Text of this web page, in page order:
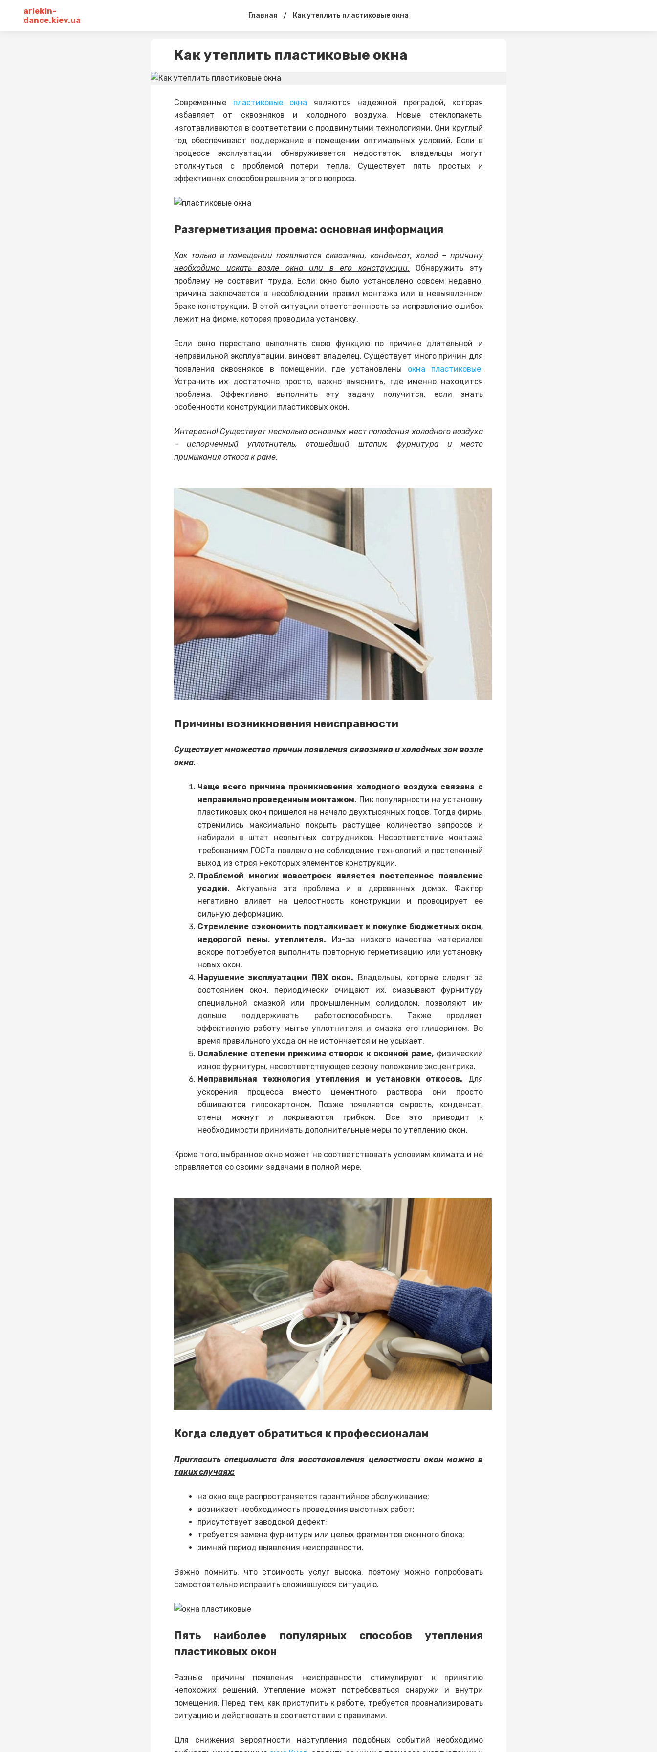
arlekin-
dance.kiev.ua
Главная / Как утеплить пластиковые окна
Как утеплить пластиковые окна
Современные пластиковые окна являются надежной преградой, которая
избавляет от сквозняков и холодного воздуха. Новые стеклопакеты
изготавливаются в соответствии с продвинутыми технологиями. Они круглый
год обеспечивают поддержание в помещении оптимальных условий. Если в
процессе эксплуатации обнаруживается недостаток, владельцы могут
столкнуться c проблемой потери тепла. Существует пять простых и
эффективных способов решения этого вопроса.
Разгерметизация проема: основная информация
Как только в помещении появляются сквозняки, конденсат, холод – причину
необходимо искать возле окна или в его конструкции. Обнаружить эту
проблему не составит труда. Если окно было установлено совсем недавно,
причина заключается в несоблюдении правил монтажа или в невыявленном
браке конструкции. В этой ситуации ответственность за исправление ошибок
лежит на фирме, которая проводила установку.
Если окно перестало выполнять свою функцию по причине длительной и
неправильной эксплуатации, виноват владелец. Существует много причин для
появления сквозняков в помещении, где установлены окна пластиковые.
Устранить их достаточно просто, важно выяснить, где именно находится
проблема. Эффективно выполнить эту задачу получится, если знать
особенности конструкции пластиковых окон.
Интересно! Существует несколько основных мест попадания холодного воздуха
– испорченный уплотнитель, отошедший штапик, фурнитура и место
примыкания откоса к раме.
Причины возникновения неисправности
Существует множество причин появления сквозняка и холодных зон возле
окна.
Чаще всего причина проникновения холодного воздуха связана с
неправильно проведенным монтажом. Пик популярности на установку
пластиковых окон пришелся на начало двухтысячных годов. Тогда фирмы
стремились максимально покрыть растущее количество запросов и
набирали в штат неопытных сотрудников. Несоответствие монтажа
требованиям ГОСТа повлекло не соблюдение технологий и постепенный
выход из строя некоторых элементов конструкции.
Проблемой многих новостроек является постепенное появление
усадки. Актуальна эта проблема и в деревянных домах. Фактор
негативно влияет на целостность конструкции и провоцирует ее
сильную деформацию.
Стремление сэкономить подталкивает к покупке бюджетных окон,
недорогой пены, утеплителя. Из-за низкого качества материалов
вскоре потребуется выполнить повторную герметизацию или установку
новых окон.
Нарушение эксплуатации ПВХ окон. Владельцы, которые следят за
состоянием окон, периодически очищают их, смазывают фурнитуру
специальной смазкой или промышленным солидолом, позволяют им
дольше поддерживать работоспособность. Также продляет
эффективную работу мытье уплотнителя и смазка его глицерином. Во
время правильного ухода он не истончается и не усыхает.
Ослабление степени прижима створок к оконной раме,физический
износ фурнитуры, несоответствующее сезону положение эксцентрика.
Неправильная технология утепления и установки откосов. Для
ускорения процесса вместо цементного раствора они просто
обшиваются гипсокартоном. Позже появляется сырость, конденсат,
стены мокнут и покрываются грибком. Все это приводит к
необходимости принимать дополнительные меры по утеплению окон.
Кроме того, выбранное окно может не соответствовать условиям климата и не
справляется со своими задачами в полной мере.
Когда следует обратиться к профессионалам
Пригласить специалиста для восстановления целостности окон можно в
таких случаях:
на окно еще распространяется гарантийное обслуживание;
возникает необходимость проведения высотных работ;
присутствует заводской дефект;
требуется замена фурнитуры или целых фрагментов оконного блока;
зимний период выявления неисправности.
Важно помнить, что стоимость услуг высока, поэтому можно попробовать
самостоятельно исправить сложившуюся ситуацию.
Пять наиболее популярных способов утепления
пластиковых окон
Разные причины появления неисправности стимулируют к принятию
непохожих решений. Утепление может потребоваться снаружи и внутри
помещения. Перед тем, как приступить к работе, требуется проанализировать
ситуацию и действовать в соответствии с правилами.
Для снижения вероятности наступления подобных событий необходимо